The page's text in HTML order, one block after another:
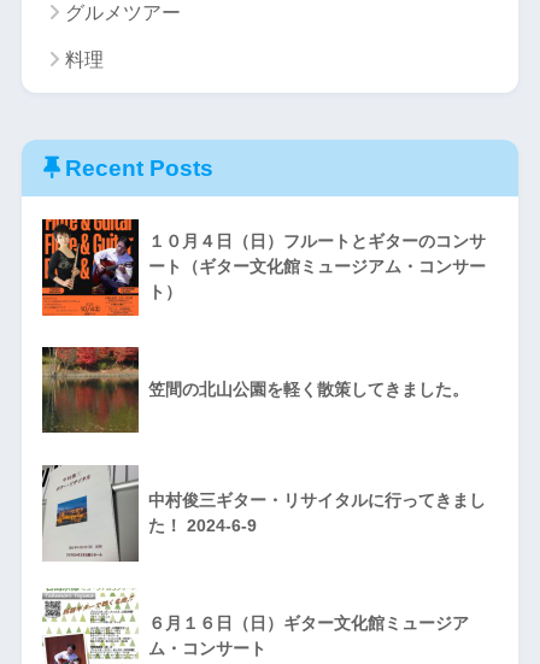
グルメツアー
料理
Recent Posts
１０月４日（日）フルートとギターのコンサ
ート（ギター文化館ミュージアム・コンサー
ト）
笠間の北山公園を軽く散策してきました。
中村俊三ギター・リサイタルに行ってきまし
た！ 2024-6-9
６月１６日（日）ギター文化館ミュージア
ム・コンサート